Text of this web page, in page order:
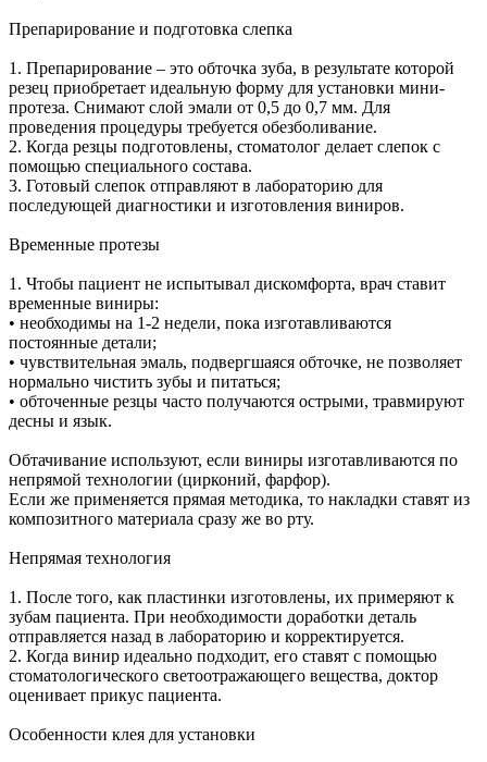
Препарирование и подготовка слепка
1. Препарирование – это обточка зуба, в результате которой
резец приобретает идеальную форму для установки мини-
протеза. Снимают слой эмали от 0,5 до 0,7 мм. Для
проведения процедуры требуется обезболивание.
2. Когда резцы подготовлены, стоматолог делает слепок с
помощью специального состава.
3. Готовый слепок отправляют в лабораторию для
последующей диагностики и изготовления виниров.
Временные протезы
1. Чтобы пациент не испытывал дискомфорта, врач ставит
временные виниры:
• необходимы на 1-2 недели, пока изготавливаются
постоянные детали;
• чувствительная эмаль, подвергшаяся обточке, не позволяет
нормально чистить зубы и питаться;
• обточенные резцы часто получаются острыми, травмируют
десны и язык.
Обтачивание используют, если виниры изготавливаются по
непрямой технологии (цирконий, фарфор).
Если же применяется прямая методика, то накладки ставят из
композитного материала сразу же во рту.
Непрямая технология
1. После того, как пластинки изготовлены, их примеряют к
зубам пациента. При необходимости доработки деталь
отправляется назад в лабораторию и корректируется.
2. Когда винир идеально подходит, его ставят с помощью
стоматологического светоотражающего вещества, доктор
оценивает прикус пациента.
Особенности клея для установки